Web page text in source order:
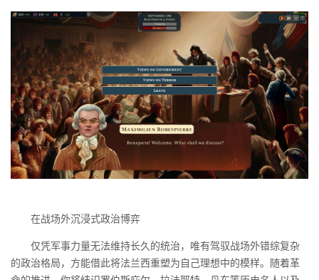
在战场外沉浸式政治博弈
仅凭军事力量无法维持长久的统治，唯有驾驭战场外错综复杂
的政治格局，方能借此将法兰西重塑为自己理想中的模样。随着革